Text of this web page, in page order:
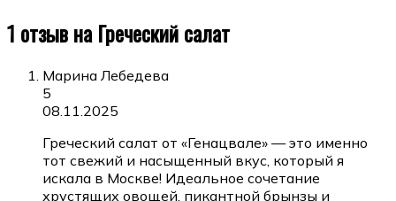
1 отзыв на Греческий салат
Марина Лебедева
5
08.11.2025
Греческий салат от «Генацвале» — это именно
тот свежий и насыщенный вкус, который я
искала в Москве! Идеальное сочетание
хрустящих овощей, пикантной брынзы и